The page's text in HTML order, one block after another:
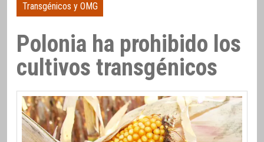
Transgénicos y OMG
Polonia ha prohibido los
cultivos transgénicos